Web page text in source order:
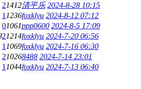
21412清平乐 2024-8-28 10:15
1 1236foxklyu 2024-8-12 07:12
01061ppp0600 2024-8-5 17:09
21214foxklyu 2024-7-20 06:56
1 1069foxklyu 2024-7-16 06:30
210268488 2024-7-14 23:01
1 1044foxklyu 2024-7-13 06:40